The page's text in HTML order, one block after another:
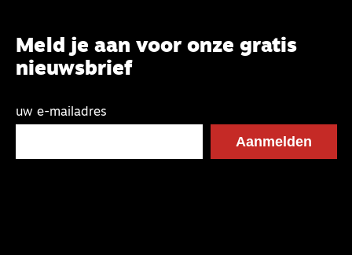
Meld je aan voor onze gratis
nieuwsbrief
uw e-mailadres